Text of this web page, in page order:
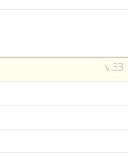
v.33